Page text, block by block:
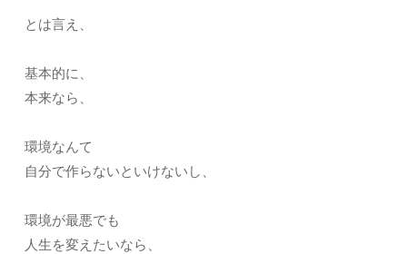
とは言え、
基本的に、
本来なら、
環境なんて
自分で作らないといけないし、
環境が最悪でも
人生を変えたいなら、